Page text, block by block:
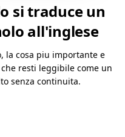
si traduce un
all'inglese
la cosa piu importante e
resti leggibile come un
senza continuita.